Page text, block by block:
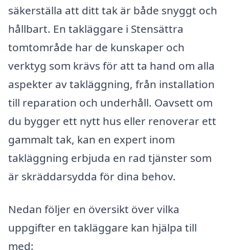
säkerställa att ditt tak är både snyggt och
hållbart. En takläggare i Stensättra
tomtområde har de kunskaper och
verktyg som krävs för att ta hand om alla
aspekter av takläggning, från installation
till reparation och underhåll. Oavsett om
du bygger ett nytt hus eller renoverar ett
gammalt tak, kan en expert inom
takläggning erbjuda en rad tjänster som
är skräddarsydda för dina behov.
Nedan följer en översikt över vilka
uppgifter en takläggare kan hjälpa till
med: